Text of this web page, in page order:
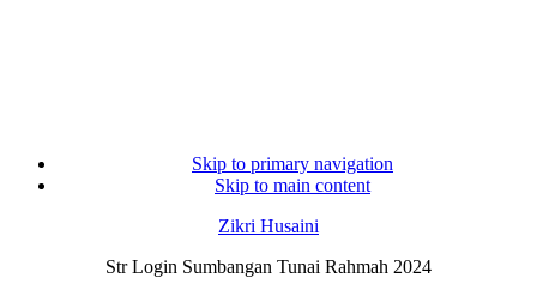
Skip to primary navigation
Skip to main content
Zikri Husaini
Str Login Sumbangan Tunai Rahmah 2024